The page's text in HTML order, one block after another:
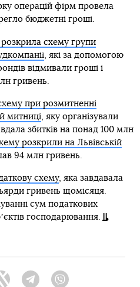
операцій фірм провела
бюджетні гроші.
схему групи
, які за допомогою
відмивали гроші і
гривень.
при розмитненні
митниці, яку організували
збитків на понад 100 млн
розкрили на Львівській
94 млн гривень.
схему, яка завдавала
гривень щомісяця.
сум податкових
господарювання.
Twitter TelegramViber